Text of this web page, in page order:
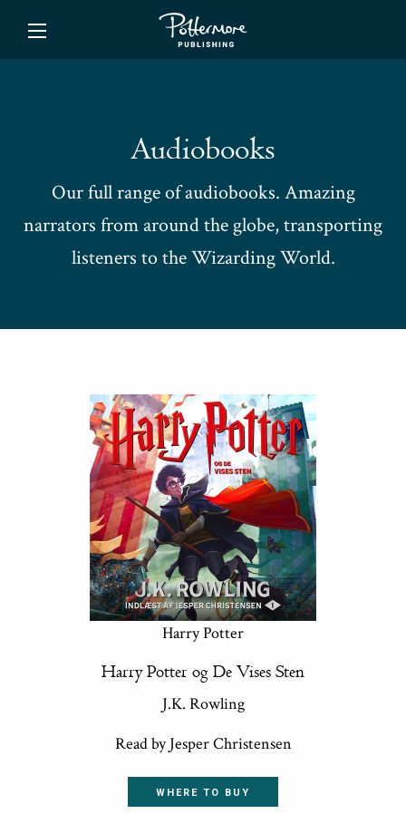
Audiobooks
Our full range of audiobooks. Amazing
narrators from around the globe, transporting
listeners to the Wizarding World.
Harry Potter
Harry Potter og De Vises Sten
J.K. Rowling
Read by Jesper Christensen
WHERE TO BUY